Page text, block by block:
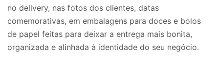
no delivery, nas fotos dos clientes, datas
comemorativas, em embalagens para doces e bolos
de papel feitas para deixar a entrega mais bonita,
organizada e alinhada à identidade do seu negócio.